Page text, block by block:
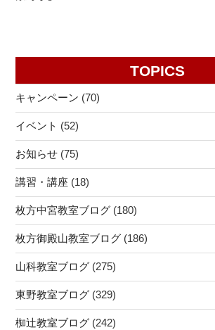
TOPICS
キャンペーン (70)
イベント (52)
お知らせ (75)
講習・講座 (18)
枚方中宮教室ブログ (180)
枚方御殿山教室ブログ (186)
山科教室ブログ (275)
東野教室ブログ (329)
椥辻教室ブログ (242)